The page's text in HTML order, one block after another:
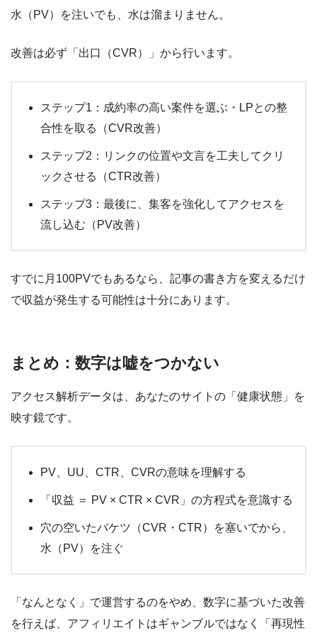
水（PV）を注いでも、水は溜まりません。
改善は必ず「出口（CVR）」から行います。
ステップ1 ：成約率の高い案件を選ぶ・LPとの整
合性を取る（CVR改善）
ステップ2 ：リンクの位置や文言を工夫してクリ
ックさせる（CTR改善）
ステップ3 ：最後に、集客を強化してアクセスを
流し込む（PV改善）
すでに月100PVでもあるなら、記事の書き方を変えるだけ
で収益が発生する可能性は十分にあります。
まとめ：数字は嘘をつかない
アクセス解析データは、あなたのサイトの「健康状態」を
映す鏡です。
PV、UU、CTR、CVRの意味を理解する
「収益 ＝ PV × CTR × CVR」の方程式を意識する
穴の空いたバケツ（CVR・CTR）を塞いでから、
水（PV）を注ぐ
「なんとなく」で運営するのをやめ、数字に基づいた改善
を行えば、アフィリエイトはギャンブルではなく
「再現性